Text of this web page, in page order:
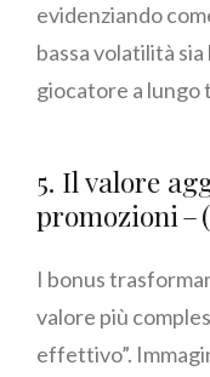
evidenziando
bassa volatilità
giocatore a lungo
5. Il valore
promozioni –
I bonus
valore più
effettivo”.